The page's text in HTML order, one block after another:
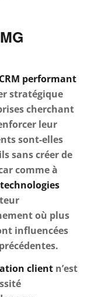
performant
stratégique
cherchant
leur
sont-elles
sans créer de
comme à
technologies
où plus
influencées
clientn’est